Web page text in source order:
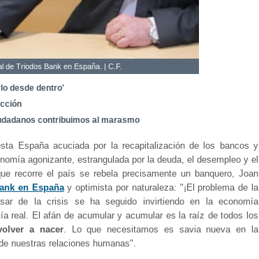
de Triodos Bank en España. | C.F.
desde dentro'
contribuimos al marasmo
España acuciada por la recapitalización de los bancos y
agonizante, estrangulada por la deuda, el desempleo y el
recorre el país se rebela precisamente un banquero, Joan
en Españay optimista por naturaleza: "¡El problema de la
de la crisis se ha seguido invirtiendo en la economía
real. El afán de acumular y acumular es la raíz de todos los
a nacer. Lo que necesitamos es savia nueva en la
nuestras relaciones humanas".